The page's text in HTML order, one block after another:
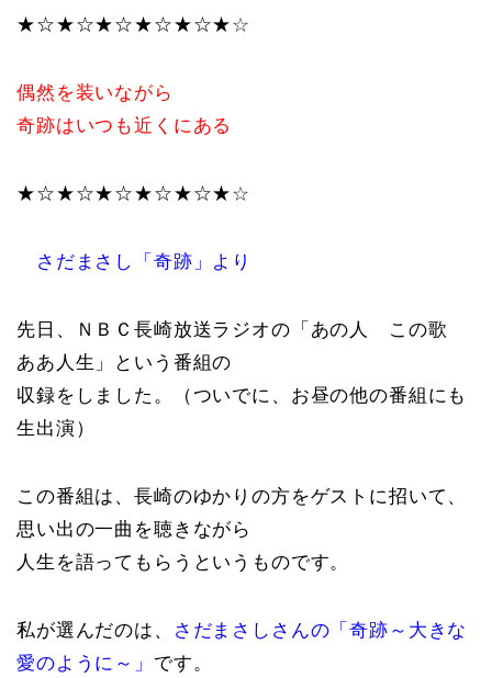
★☆★☆★☆★☆★☆★☆
偶然を装いながら
奇跡はいつも近くにある
★☆★☆★☆★☆★☆★☆
さだまさし「奇跡」より
先日、ＮＢＣ長崎放送ラジオの「あの人 この歌
ああ人生」という番組の
収録をしました。（ついでに、お昼の他の番組にも
生出演）
この番組は、長崎のゆかりの方をゲストに招いて、
思い出の一曲を聴きながら
人生を語ってもらうというものです。
私が選んだのは、
さだまさしさんの「奇跡～大きな
愛のように～」 です。